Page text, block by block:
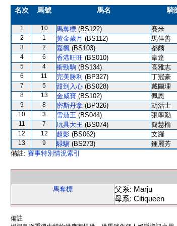
名次 馬號 馬名 騎
1 10 馬奪標 (BS122) 賽米
2
1 黃金歲月 (BS112) 馬佳善
3
2 嘉楓 (BS103) 都爾
4
6 香港旺旺 (BS010) 韋達
5
4 衝勁駒 (BS134) 高雅志
6
11 完美勝利 (BP327) 丁冠豪
7
5 甜到入心 (BS028) 戴圖理
8
13 金威寶 (BS102) 佩恩
9
8 密斯丹拿 (BP326) 胡活士
10
3 雪茄王 (BS044) 張學勤
11
7 玩具大王 (BS074) 簡慧榆
12
12 超影 (BS062) 文羅
13
9 騄驥 (BS273) 鍾麗芳
備註: 賽事特別情況索引
馬奪標
父系: Marju
母系: Citiqueen
備註